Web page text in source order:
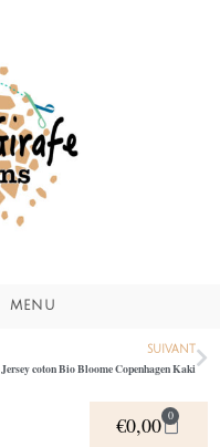
MENU
SUIVANT
Jersey coton Bio Bloome Copenhagen Kaki
€0,00 0